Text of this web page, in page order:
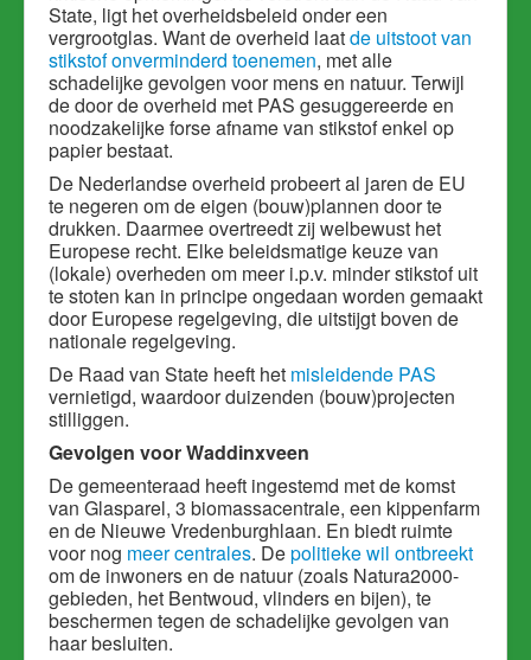
State, ligt het overheidsbeleid onder een
vergrootglas. Want de overheid laatde uitstoot van
stikstof onverminderd toenemen, met alle
schadelijke gevolgen voor mens en natuur. Terwijl
de door de overheid met PAS gesuggereerde en
noodzakelijke forse afname van stikstof enkel op
papier bestaat.
De Nederlandse overheid probeert al jaren de EU
te negeren om de eigen (bouw)plannen door te
drukken. Daarmee overtreedt zij welbewust het
Europese recht. Elke beleidsmatige keuze van
(lokale) overheden om meer i.p.v. minder stikstof uit
te stoten kan in principe ongedaan worden gemaakt
door Europese regelgeving, die uitstijgt boven de
nationale regelgeving.
De Raad van State heeft het misleidende PAS
vernietigd, waardoor duizenden (bouw)projecten
stilliggen.
Gevolgen voor Waddinxveen
De gemeenteraad heeft ingestemd met de komst
van Glasparel, 3 biomassacentrale, een kippenfarm
en de Nieuwe Vredenburghlaan. En biedt ruimte
voor nog meer centrales. Depolitieke wil ontbreekt
om de inwoners en de natuur (zoals Natura2000-
gebieden, het Bentwoud, vlinders en bijen), te
beschermen tegen de schadelijke gevolgen van
haar besluiten.